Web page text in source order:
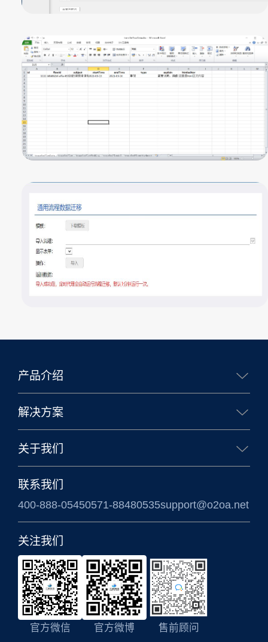
产品介绍
解决方案
信创国产化解决方案
关于我们
联系我们
400-888-05450571-88480535support@o2oa.net
关注我们
官方微信 官方微博 售前顾问